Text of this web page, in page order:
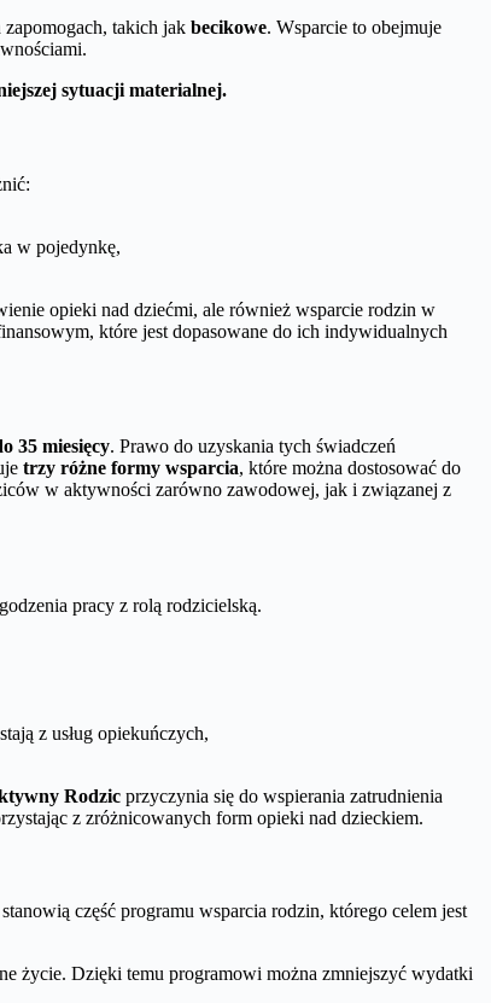
takich jak becikowe. Wsparcie to obejmuje
sytuacji materialnej.
w pojedynkę,
opieki nad dziećmi, ale również wsparcie rodzin w
które jest dopasowane do ich indywidualnych
35 miesięcy. Prawo do uzyskania tych świadczeń
trzy różne formy wsparcia, które można dostosować do
w aktywności zarówno zawodowej, jak i związanej z
pracy z rolą rodzicielską.
z usług opiekuńczych,
Rodzic przyczynia się do wspierania zatrudnienia
z zróżnicowanych form opieki nad dzieckiem.
część programu wsparcia rodzin, którego celem jest
życie. Dzięki temu programowi można zmniejszyć wydatki